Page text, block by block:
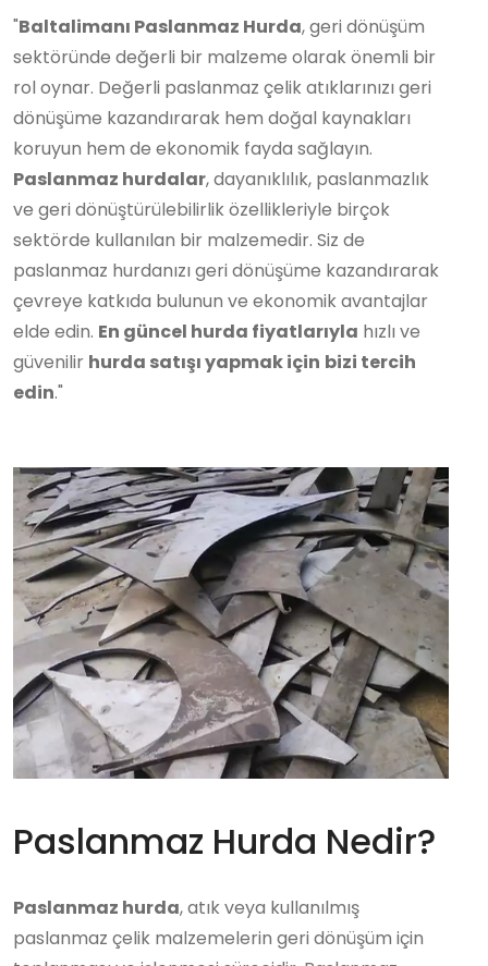
"Baltalimanı Paslanmaz Hurda, geri dönüşüm
sektöründe değerli bir malzeme olarak önemli bir
rol oynar. Değerli paslanmaz çelik atıklarınızı geri
dönüşüme kazandırarak hem doğal kaynakları
koruyun hem de ekonomik fayda sağlayın.
Paslanmaz hurdalar, dayanıklılık, paslanmazlık
ve geri dönüştürülebilirlik özellikleriyle birçok
sektörde kullanılan bir malzemedir. Siz de
paslanmaz hurdanızı geri dönüşüme kazandırarak
çevreye katkıda bulunun ve ekonomik avantajlar
elde edin. En güncel hurda fiyatlarıyla hızlı ve
güvenilir hurda satışı yapmak için bizi tercih
edin."
Paslanmaz Hurda Nedir?
Paslanmaz hurda, atık veya kullanılmış
paslanmaz çelik malzemelerin geri dönüşüm için